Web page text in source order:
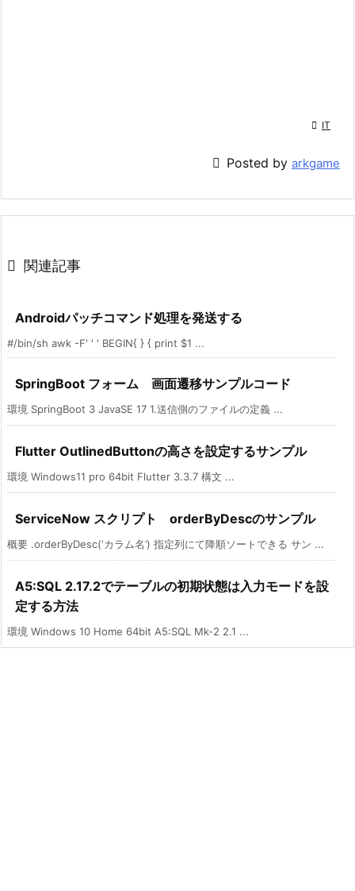
 IT
 Posted by arkgame
 関連記事
Androidパッチコマンド処理を発送する
#/bin/sh awk -F' ' ' BEGIN{ } { print $1 ...
SpringBoot フォーム 画面遷移サンプルコード
環境 SpringBoot 3 JavaSE 17 1.送信側のファイルの定義 ...
Flutter OutlinedButtonの高さを設定するサンプル
環境 Windows11 pro 64bit Flutter 3.3.7 構文 ...
ServiceNow スクリプト orderByDescのサンプル
概要 .orderByDesc(‘カラム名’) 指定列にて降順ソートできる サン ...
A5:SQL 2.17.2でテーブルの初期状態は入力モードを設
定する方法
環境 Windows 10 Home 64bit A5:SQL Mk-2 2.1 ...